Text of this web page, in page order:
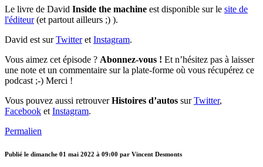
Le livre de David Inside the machine est disponible sur le site de
l'éditeur(et partout ailleurs ;) ).
David est surTwitteret Instagram.
Vous aimez cet épisode ? Abonnez-vous ! Et n’hésitez pas à laisser
une note et un commentaire sur la plate-forme où vous récupérez ce
podcast ;-) Merci !
Vous pouvez aussi retrouverHistoires d’autos surTwitter,
Facebook et Instagram.
Permalien
Publié le dimanche 01 mai 2022 à 09:00 par Vincent Desmonts